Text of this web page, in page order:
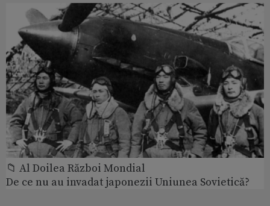
📁 Al Doilea Război Mondial
De ce nu au invadat japonezii Uniunea Sovietică?